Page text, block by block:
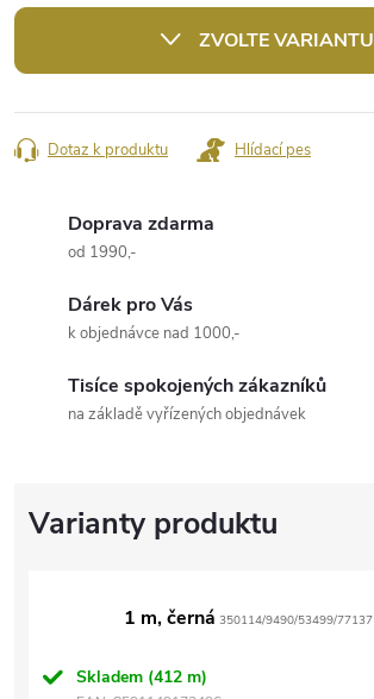
cena:
ZVOLTE VARIANTU
Dotaz k produktu Hlídací pes
Doprava zdarma
od 1990,-
Dárek pro Vás
k objednávce nad 1000,-
Tisíce spokojených zákazníků
na základě vyřízených objednávek
1 m, černá 350114/9490/53499/77137
Skladem (412 m)